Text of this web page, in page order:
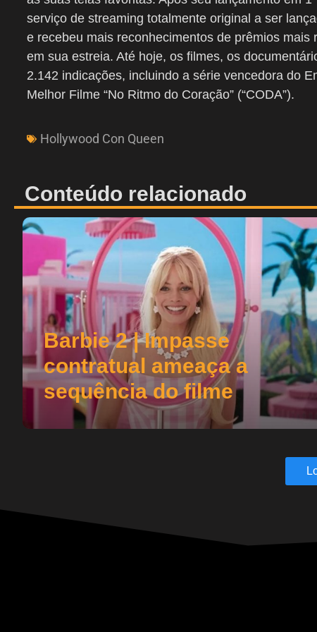
serviço de streaming totalmente original a ser
e recebeu mais reconhecimentos de prêmios
em sua estreia. Até hoje, os filmes, os
2.142 indicações, incluindo a série vencedora do
Melhor Filme “No Ritmo do Coração” (“CODA”).
Hollywood Con Queen
Conteúdo relacionado
Barbie 2 | Impasse
contratual ameaça a
sequência do filme